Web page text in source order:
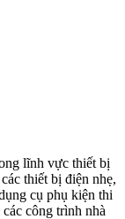
lĩnh vực thiết bị
thiết bị điện nhẹ,
cụ phụ kiện thi
công trình nhà